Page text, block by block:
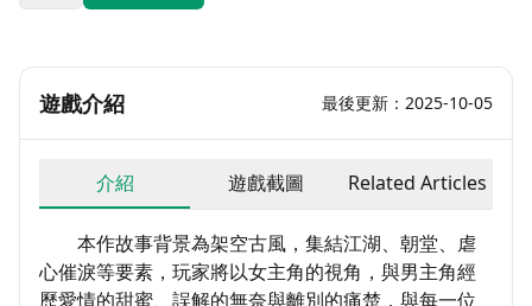
遊戲介紹 最後更新：2025-10-05
介紹 遊戲截圖 Related Articles
本作故事背景為架空古風，集結江湖、朝堂、虐
心催淚等要素，玩家將以女主角的視角，與男主角經
歷愛情的甜蜜、誤解的無奈與離別的痛楚，與每一位